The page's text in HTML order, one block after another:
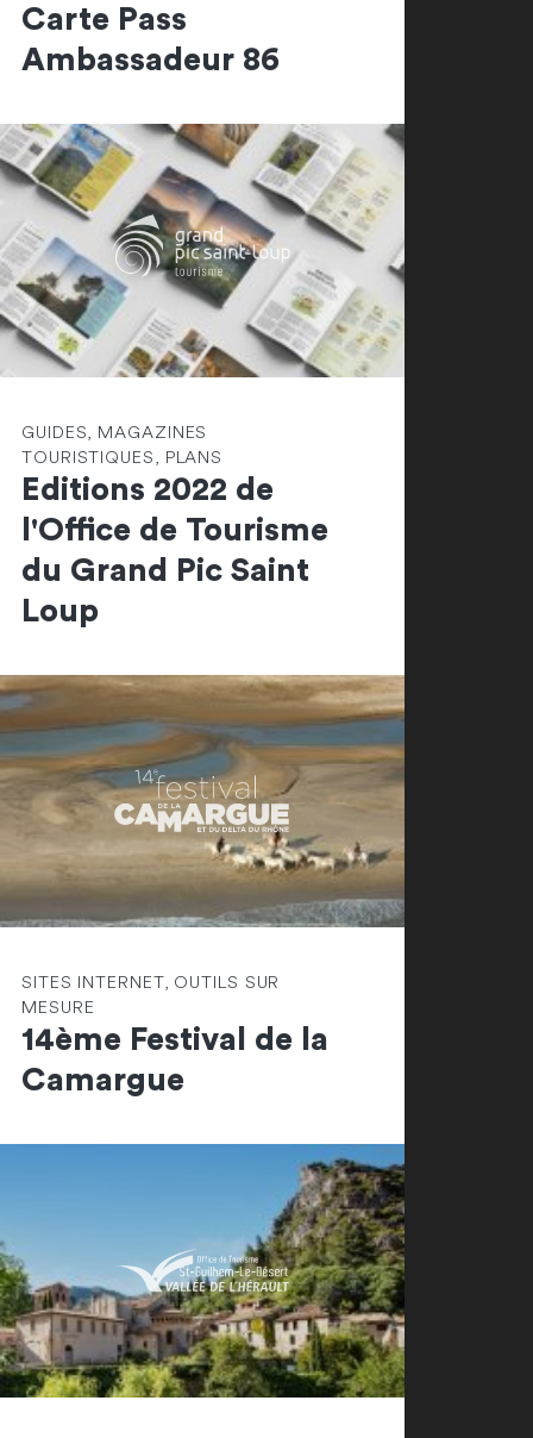
Carte Pass
Ambassadeur 86
GUIDES, MAGAZINES
TOURISTIQUES, PLANS
Editions 2022 de
l'Office de Tourisme
du Grand Pic Saint
Loup
SITES INTERNET, OUTILS SUR
MESURE
14ème Festival de la
Camargue